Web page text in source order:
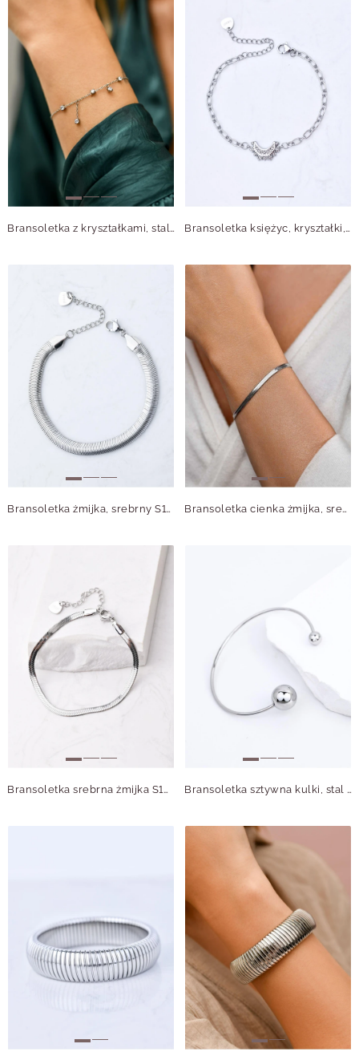
Bransoletka z kryształkami, stal S111628S00 Bransoletka księżyc, kryształki, stal S111310S00
Bransoletka żmijka, srebrny S107508S00 Bransoletka cienka żmijka, srebrny S100464S00
Bransoletka srebrna żmijka S100465S00 Bransoletka sztywna kulki, stal S112536S00